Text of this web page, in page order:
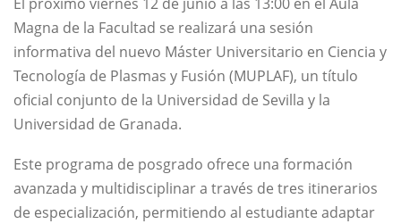
Magna de la Facultad se realizará una sesión
informativa del nuevo Máster Universitario en Ciencia y
Tecnología de Plasmas y Fusión (MUPLAF), un título
oficial conjunto de la Universidad de Sevilla y la
Universidad de Granada.
Este programa de posgrado ofrece una formación
avanzada y multidisciplinar a través de tres itinerarios
de especialización, permitiendo al estudiante adaptar